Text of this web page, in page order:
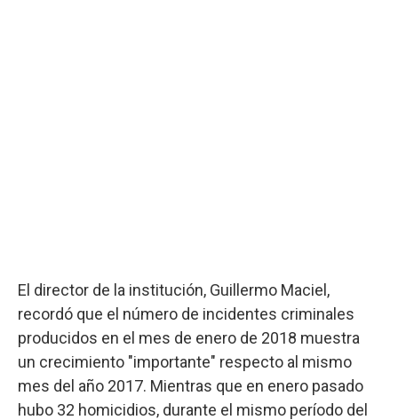
El director de la institución, Guillermo Maciel,
recordó que el número de incidentes criminales
producidos en el mes de enero de 2018 muestra
un crecimiento "importante" respecto al mismo
mes del año 2017. Mientras que en enero pasado
hubo 32 homicidios, durante el mismo período del